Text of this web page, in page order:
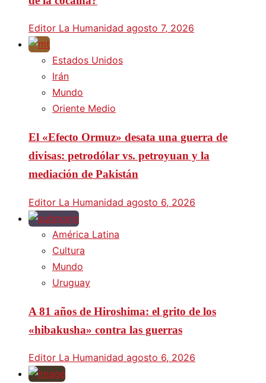
Editor La Humanidad agosto 7, 2026
Estados Unidos
Irán
Mundo
Oriente Medio
El «Efecto Ormuz» desata una guerra de
divisas: petrodólar vs. petroyuan y la
mediación de Pakistán
Editor La Humanidad agosto 6, 2026
América Latina
Cultura
Mundo
Uruguay
A 81 años de Hiroshima: el grito de los
«hibakusha» contra las guerras
Editor La Humanidad agosto 6, 2026